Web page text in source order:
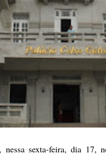
nessa sexta-feira, dia 17,